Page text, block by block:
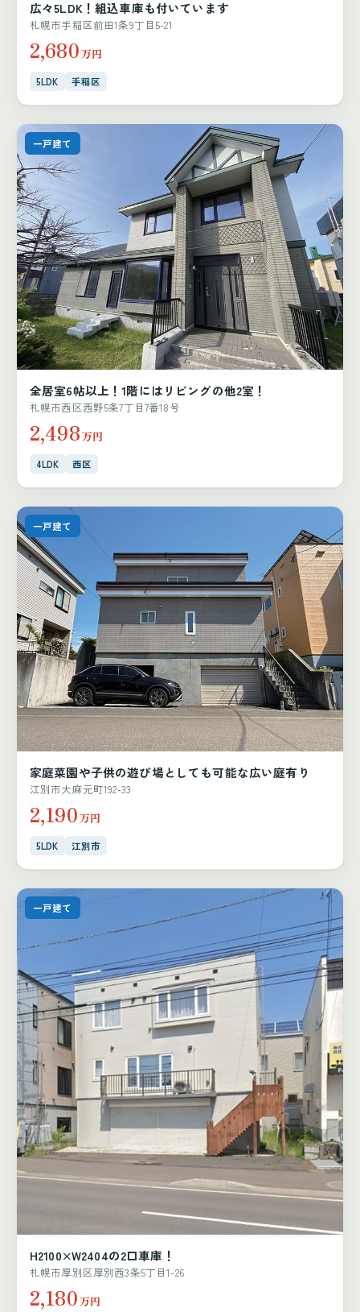
広々5LDK！組込車庫も付いています
札幌市手稲区前田1条9丁目5-21
2,680万円
5LDK 手稲区
一戸建て
全居室6帖以上！1階にはリビングの他2室！
札幌市西区西野5条7丁目7番18号
2,498万円
4LDK 西区
一戸建て
家庭菜園や子供の遊び場としても可能な広い庭有り
江別市大麻元町192-33
2,190万円
5LDK 江別市
一戸建て
H2100×W2404の2口車庫！
札幌市厚別区厚別西3条5丁目1-26
2,180万円